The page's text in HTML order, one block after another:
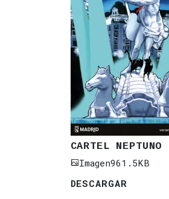
CARTEL NEPTUNO
Imagen961.5KB
DESCARGAR